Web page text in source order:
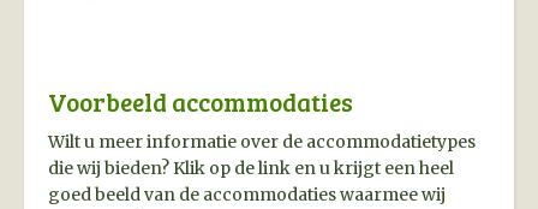
Voorbeeld accommodaties
Wilt u meer informatie over de accommodatietypes
die wij bieden? Klik op de link en u krijgt een heel
goed beeld van de accommodaties waarmee wij